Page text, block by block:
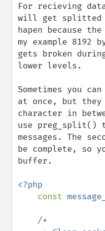
For recieving
will get splitted
hapen because
my example
gets broken
lower levels.
Sometimes you
at once, but they
character in
use preg_split()
messages. The
be complete, so
buffer.
<?php
const
/*